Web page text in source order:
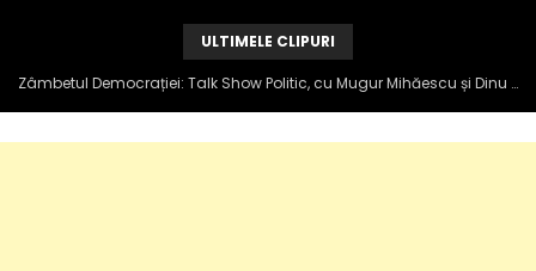
ULTIMELE CLIPURI
Zâmbetul Democrației: Talk Show Politic, cu Mugur Mihăescu și Dinu Popescu